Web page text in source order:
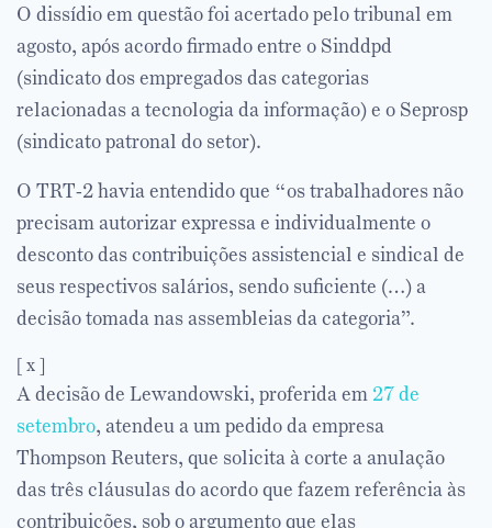
O dissídio em questão foi acertado pelo tribunal em
agosto, após acordo firmado entre o Sinddpd
(sindicato dos empregados das categorias
relacionadas a tecnologia da informação) e o Seprosp
(sindicato patronal do setor).
O TRT-2 havia entendido que “os trabalhadores não
precisam autorizar expressa e individualmente o
desconto das contribuições assistencial e sindical de
seus respectivos salários, sendo suficiente (…) a
decisão tomada nas assembleias da categoria”.
[ x ]
A decisão de Lewandowski, proferida em 27 de
setembro, atendeu a um pedido da empresa
Thompson Reuters, que solicita à corte a anulação
das três cláusulas do acordo que fazem referência às
contribuições, sob o argumento que elas